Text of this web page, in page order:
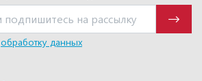
обработку данных